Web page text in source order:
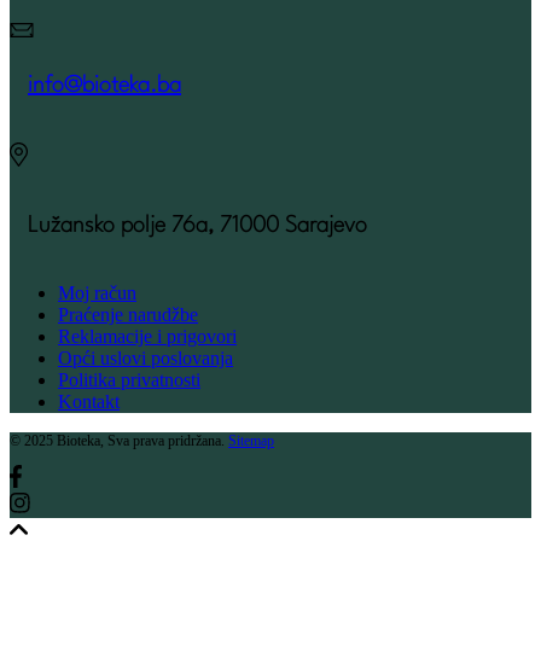
info@bioteka.ba
Lužansko polje 76a, 71000 Sarajevo
Moj račun
Praćenje narudžbe
Reklamacije i prigovori
Opći uslovi poslovanja
Politika privatnosti
Kontakt
© 2025 Bioteka, Sva prava pridržana. Sitemap